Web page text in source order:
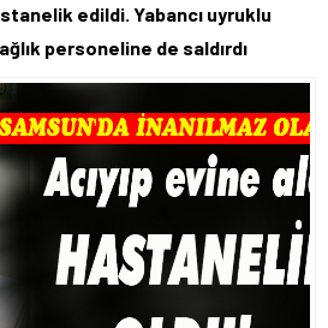
edildi. Yabancı uyruklu
personeline de saldırdı